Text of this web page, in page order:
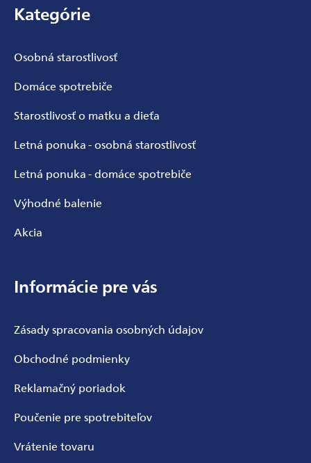
Zápätie
Kategórie
Osobná starostlivosť
Domáce spotrebiče
Starostlivosť o matku a dieťa
Letná ponuka - osobná starostlivosť
Letná ponuka - domáce spotrebiče
Výhodné balenie
Akcia
Informácie pre vás
Zásady spracovania osobných údajov
Obchodné podmienky
Reklamačný poriadok
Poučenie pre spotrebiteľov
Vrátenie tovaru